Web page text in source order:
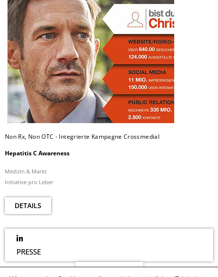
Non Rx, Non OTC - Integrierte Kampagne Crossmedial
Hepatitis C Awareness
Medizin & Markt
Initiative pro Leber
DETAILS
PRESSE